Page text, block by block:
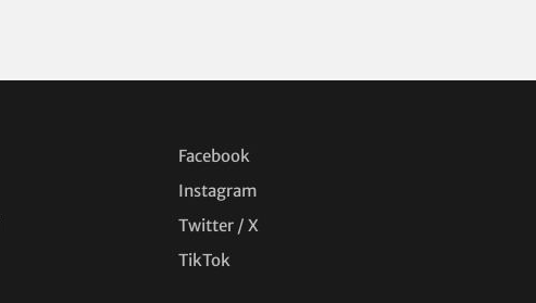
Facebook
Instagram
Twitter / X
TikTok